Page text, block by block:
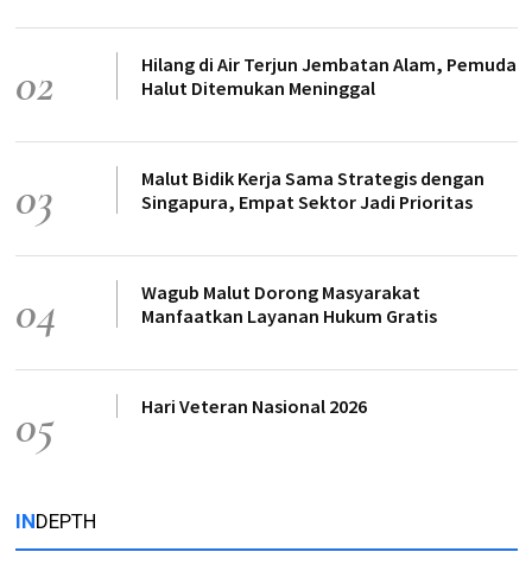
02
Hilang di Air Terjun Jembatan Alam, Pemuda
Halut Ditemukan Meninggal
03
Malut Bidik Kerja Sama Strategis dengan
Singapura, Empat Sektor Jadi Prioritas
04
Wagub Malut Dorong Masyarakat
Manfaatkan Layanan Hukum Gratis
05 Hari Veteran Nasional 2026
INDEPTH